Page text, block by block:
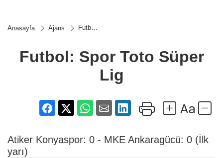
Anasayfa Ajans
Futbol:
Süper
Lig
Futbol: Spor Toto Süper
Lig
Atiker Konyaspor: 0 - MKE Ankaragücü: 0 (İlk
yarı)